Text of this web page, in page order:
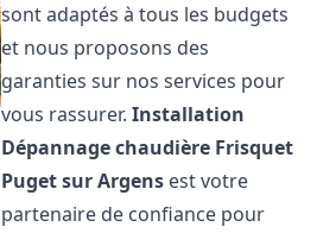
sont adaptés à tous les budgets
et nous proposons des
garanties sur nos services pour
vous rassurer.Installation
Dépannage chaudière Frisquet
Puget sur Argens est votre
partenaire de confiance pour